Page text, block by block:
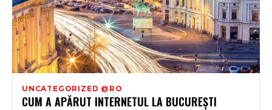
UNCATEGORIZED @RO
CUM A APĂRUT INTERNETUL LA BUCUREȘTI